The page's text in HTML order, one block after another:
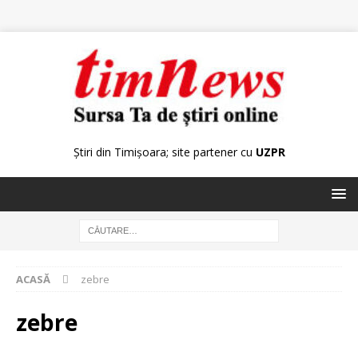
Știri din Timișoara; site partener cu UZPR
ACASĂ zebre
zebre